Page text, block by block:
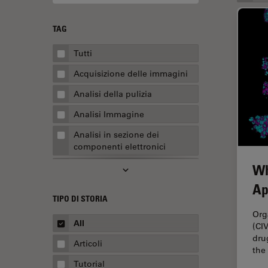
TAG
Tutti
Acquisizione delle immagini
Analisi della pulizia
Analisi Immagine
Analisi in sezione dei
componenti elettronici
Analisi multiplex spaziale
AR Surgery
Assemblaggio
TIPO DI STORIA
All
Articoli
Tutorial
the